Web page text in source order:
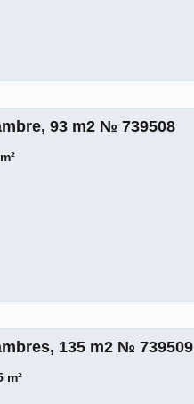
93 m2 № 739508
135 m2 № 739509
m²